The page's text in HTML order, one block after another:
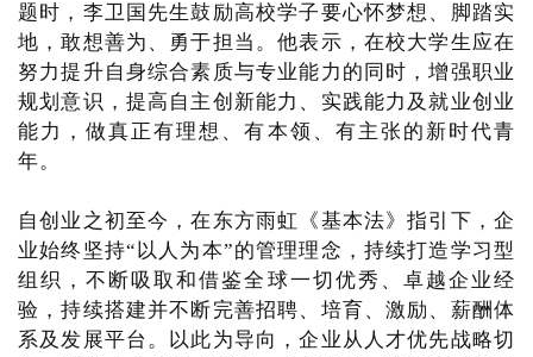
题时，李卫国先生鼓励高校学子要心怀梦想、脚踏实
地，敢想善为、勇于担当。他表示，在校大学生应在
努力提升自身综合素质与专业能力的同时，增强职业
规划意识，提高自主创新能力、实践能力及就业创业
能力，做真正有理想、有本领、有主张的新时代青
年。
自创业之初至今，在东方雨虹《基本法》指引下，企
业始终坚持“以人为本”的管理理念，持续打造学习型
组织，不断吸取和借鉴全球一切优秀、卓越企业经
验，持续搭建并不断完善招聘、培育、激励、薪酬体
系及发展平台。以此为导向，企业从人才优先战略切